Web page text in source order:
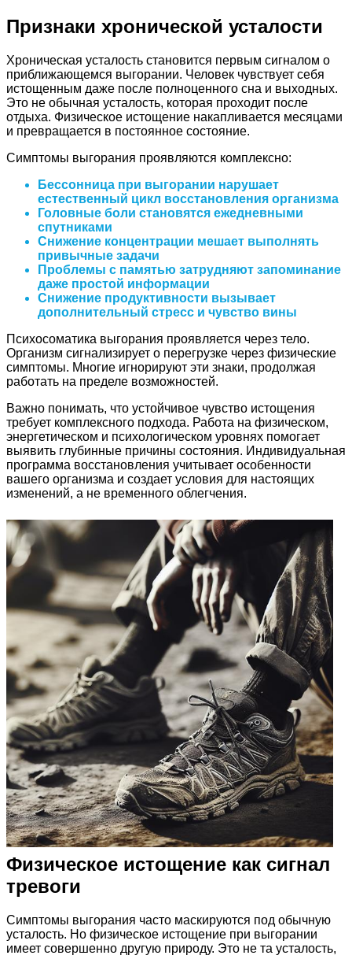
Признаки хронической усталости
Хроническая усталость становится первым сигналом о
приближающемся выгорании. Человек чувствует себя
истощенным даже после полноценного сна и выходных.
Это не обычная усталость, которая проходит после
отдыха. Физическое истощение накапливается месяцами
и превращается в постоянное состояние.
Симптомы выгорания проявляются комплексно:
Бессонница при выгорании нарушает
естественный цикл восстановления организма
Головные боли становятся ежедневными
спутниками
Снижение концентрации мешает выполнять
привычные задачи
Проблемы с памятью затрудняют запоминание
даже простой информации
Снижение продуктивности вызывает
дополнительный стресс и чувство вины
Психосоматика выгорания проявляется через тело.
Организм сигнализирует о перегрузке через физические
симптомы. Многие игнорируют эти знаки, продолжая
работать на пределе возможностей.
Важно понимать, что устойчивое чувство истощения
требует комплексного подхода. Работа на физическом,
энергетическом и психологическом уровнях помогает
выявить глубинные причины состояния. Индивидуальная
программа восстановления учитывает особенности
вашего организма и создает условия для настоящих
изменений, а не временного облегчения.
Физическое истощение как сигнал
тревоги
Симптомы выгорания часто маскируются под обычную
усталость. Но физическое истощение при выгорании
имеет совершенно другую природу. Это не та усталость,